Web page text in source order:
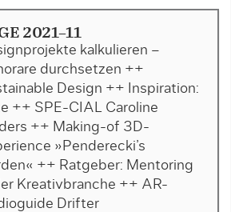
2021-11
kalkulieren –
durchsetzen ++
Design ++ Inspiration:
++ SPE-CIAL Caroline
++ Making-of 3D-
»Penderecki’s
++ Ratgeber: Mentoring
Kreativbranche ++ AR-
Drifter